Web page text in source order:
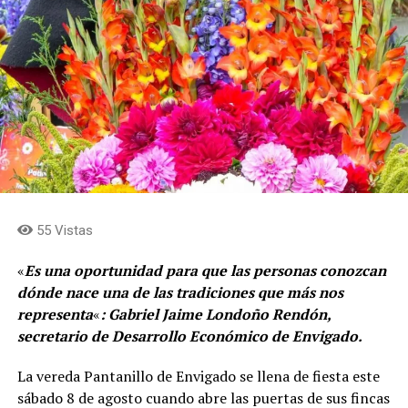
55 Vistas
«Es una oportunidad para que las personas conozcan
dónde nace una de las tradiciones que más nos
representa«: Gabriel Jaime Londoño Rendón,
secretario de Desarrollo Económico de Envigado.
La vereda Pantanillo de Envigado se llena de fiesta este
sábado 8 de agosto cuando abre las puertas de sus fincas